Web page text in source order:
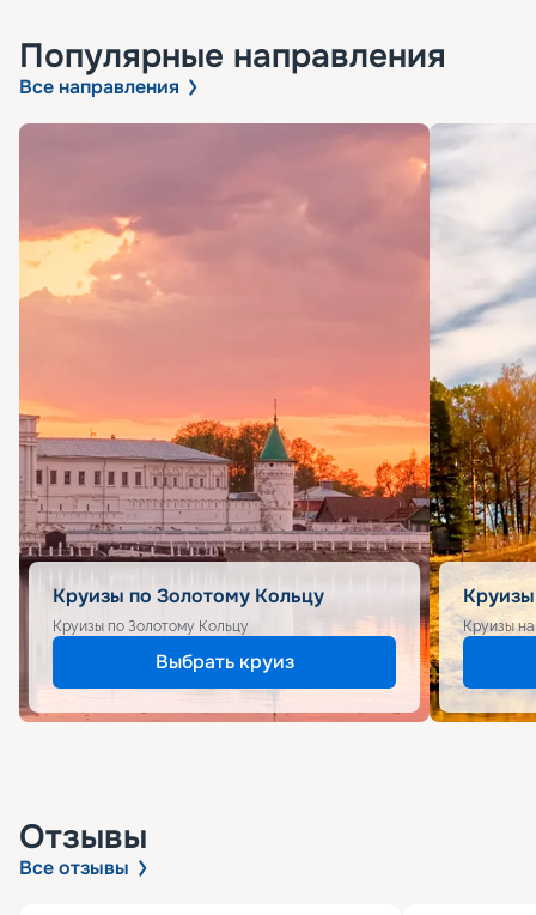
Популярные направления
Все направления
Круизы по Золотому Кольцу
Круизы по Золотому Кольцу
Выбрать круиз
Круизы
Отзывы
Все отзывы